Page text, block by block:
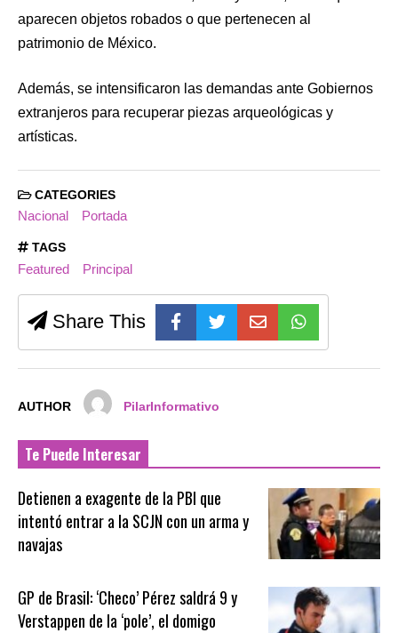
aparecen objetos robados o que pertenecen al
patrimonio de México.
Además, se intensificaron las demandas ante Gobiernos
extranjeros para recuperar piezas arqueológicas y
artísticas.
CATEGORIES
Nacional Portada
TAGS
Featured Principal
Share This
AUTHOR PilarInformativo
Te Puede Interesar
Detienen a exagente de la PBI que
intentó entrar a la SCJN con un arma y
navajas
GP de Brasil: ‘Checo’ Pérez saldrá 9 y
Verstappen de la ‘pole’, el domigo